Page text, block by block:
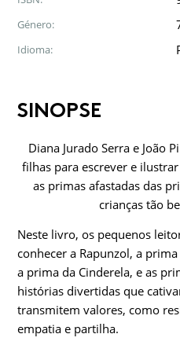
Género:
Idioma:
SINOPSE
Diana Jurado Serra e João
filhas para escrever e
as primas afastadas das
crianças tão
Neste livro, os pequenos
conhecer a Rapunzol, a
a prima da Cinderela, e as
histórias divertidas que
transmitem valores, como
empatia e partilha.